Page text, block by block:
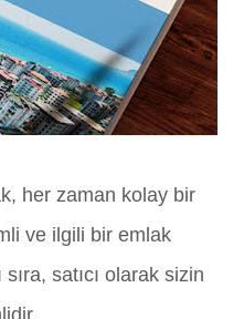
her zaman kolay bir
ve ilgili bir emlak
satıcı olarak sizin